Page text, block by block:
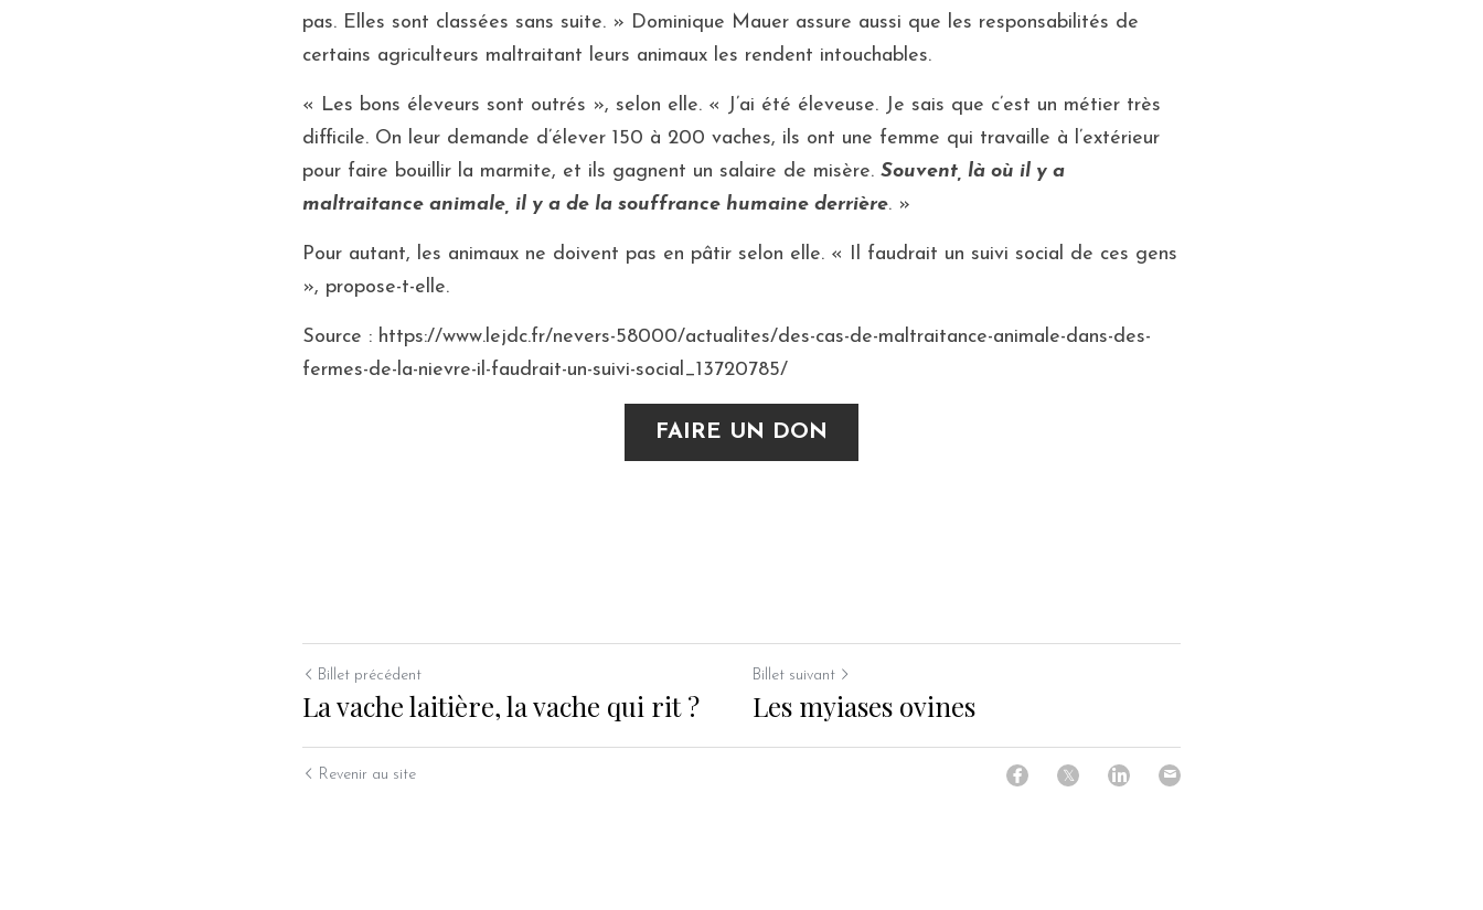
pas. Elles sont classées sans suite. » Dominique Mauer assure aussi que les responsabilités de
certains agriculteurs maltraitant leurs animaux les rendent intouchables.
« Les bons éleveurs sont outrés », selon elle. « J’ai été éleveuse. Je sais que c’est un métier très
difficile. On leur demande d’élever 150 à 200 vaches, ils ont une femme qui travaille à l’extérieur
pour faire bouillir la marmite, et ils gagnent un salaire de misère. Souvent, là où il y a
maltraitance animale, il y a de la souffrance humaine derrière. »
Pour autant, les animaux ne doivent pas en pâtir selon elle. « Il faudrait un suivi social de ces gens
», propose-t-elle.
Source : https://www.lejdc.fr/nevers-58000/actualites/des-cas-de-maltraitance-animale-dans-des-
fermes-de-la-nievre-il-faudrait-un-suivi-social_13720785/
FAIRE UN DON
Billet précédent
La vache laitière, la vache qui rit ?
Billet suivant
Les myiases ovines
Revenir au site